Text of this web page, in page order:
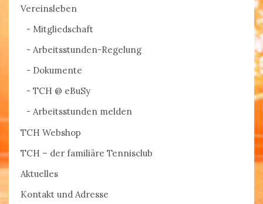
Vereinsleben
Mitgliedschaft
Arbeitsstunden-Regelung
Dokumente
TCH @ eBuSy
Arbeitsstunden melden
TCH Webshop
TCH – der familiäre Tennisclub
Aktuelles
Kontakt und Adresse